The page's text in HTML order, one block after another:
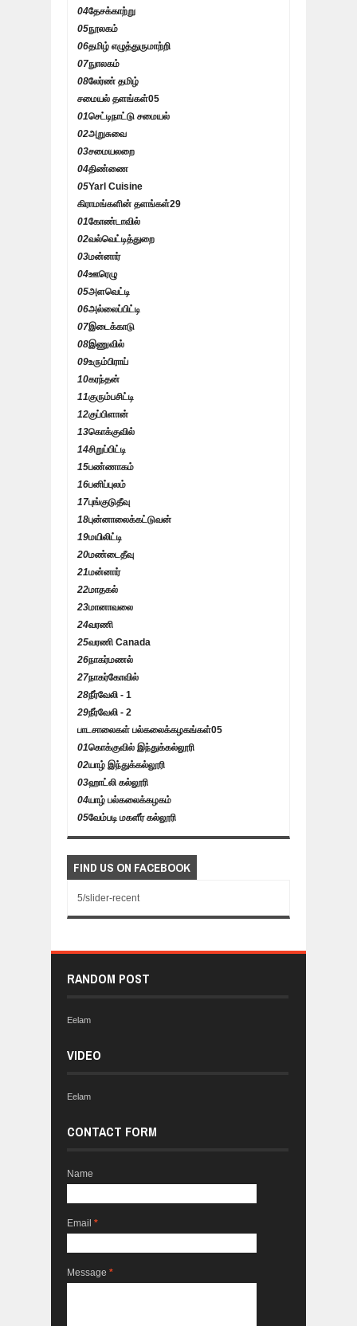
04தேசக்காற்று
05நூலகம்
06தமிழ் எழுத்துருமாற்றி
07நுாலகம்
08லேர்ண் தமிழ்
சமையல் தளங்கள்05
01செட்டிநாட்டு சமையல்
02அறுசுவை
03சமையலறை
04திண்ணை
05Yarl Cuisine
கிராமங்களின் தளங்கள்29
01கோண்டாவில்
02வல்வெட்டித்துறை
03மன்னார்
04ஊரெழு
05அளவெட்டி
06அல்லைப்பிட்டி
07இடைக்காடு
08இணுவில்
09உரும்பிராய்
10கரந்தன்
11குரும்பசிட்டி
12குப்பிளான்
13கொக்குவில்
14சிறுப்பிட்டி
15பண்ணாகம்
16பனிப்புலம்
17புங்குடுதீவு
18புன்னாலைக்கட்டுவன்
19மயிலிட்டி
20மண்டைதீவு
21மன்னார்
22மாதகல்
23மானாவலை
24வரணி
25வரணி Canada
26நாகர்மணல்
27நாகர்கோவில்
28நீர்வேலி - 1
29நீர்வேலி - 2
பாடசாலைகள் பல்கலைக்கழகங்கள்05
01கொக்குவில் இந்துக்கல்லூரி
02யாழ் இந்துக்கல்லூரி
03ஹாட்லி கல்லூரி
04யாழ் பல்கலைக்கழகம்
05வேம்படி மகளீர் கல்லூரி
FIND US ON FACEBOOK
5/slider-recent
RANDOM POST
Eelam
VIDEO
Eelam
CONTACT FORM
Name
Email *
Message *